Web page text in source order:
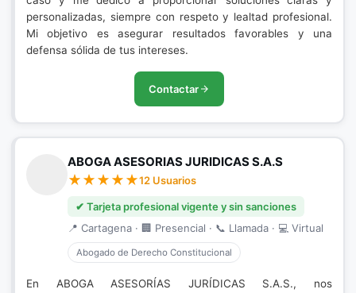
personalizadas, siempre con respeto y lealtad profesional.
Mi objetivo es asegurar resultados favorables y una
defensa sólida de tus intereses.
Contactar
ABOGA ASESORIAS JURIDICAS S.A.S
12 Usuarios
✔ Tarjeta profesional vigente y sin sanciones
📍 Cartagena · 🏢 Presencial · 📞 Llamada · 💻 Virtual
Abogado de Derecho Constitucional
En ABOGA ASESORÍAS JURÍDICAS S.A.S., nos